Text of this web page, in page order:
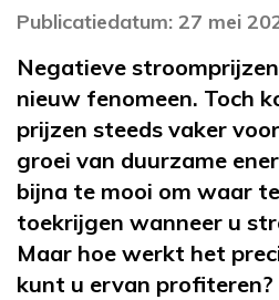
Publicatiedatum: 27 mei
Negatieve
nieuw fenomeen. Toch
prijzen steeds vaker
groei van duurzame
bijna te mooi om waar
toekrijgen wanneer u
Maar hoe werkt het
kunt u ervan